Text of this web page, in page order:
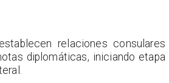
relaciones consulares
diplomáticas, iniciando etapa